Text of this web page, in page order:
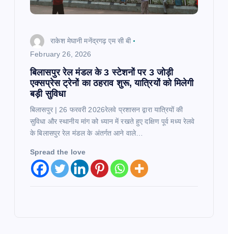
राकेश मेघानी मनेंद्रगढ़ एम सी बी
February 26, 2026
बिलासपुर रेल मंडल के 3 स्टेशनों पर 3 जोड़ी
एक्सप्रेस ट्रेनों का ठहराव शुरू, यात्रियों को मिलेगी
बड़ी सुविधा
बिलासपुर | 26 फरवरी 2026रेलवे प्रशासन द्वारा यात्रियों की
सुविधा और स्थानीय मांग को ध्यान में रखते हुए दक्षिण पूर्व मध्य रेलवे
के बिलासपुर रेल मंडल के अंतर्गत आने वाले…
Spread the love